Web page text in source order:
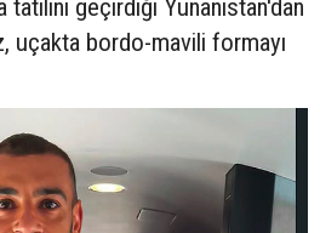
geçirdiği Yunanistan'dan
uçakta bordo-mavili formayı